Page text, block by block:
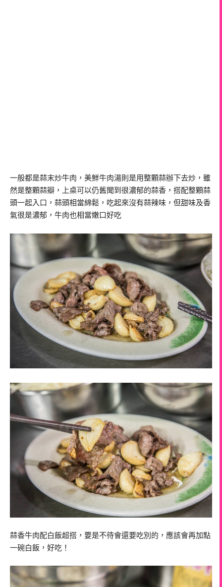
一般都是蒜末炒牛肉，美鮮牛肉湯則是用整顆蒜辦下去炒，雖
然是整顆蒜瓣，上桌可以仍舊聞到很濃郁的蒜香，搭配整顆蒜
頭一起入口，蒜頭相當綿鬆，吃起來沒有蒜辣味，但甜味及香
氣很是濃郁，牛肉也相當嫩口好吃
蒜香牛肉配白飯超搭，要是不待會還要吃別的，應該會再加點
一碗白飯，好吃！